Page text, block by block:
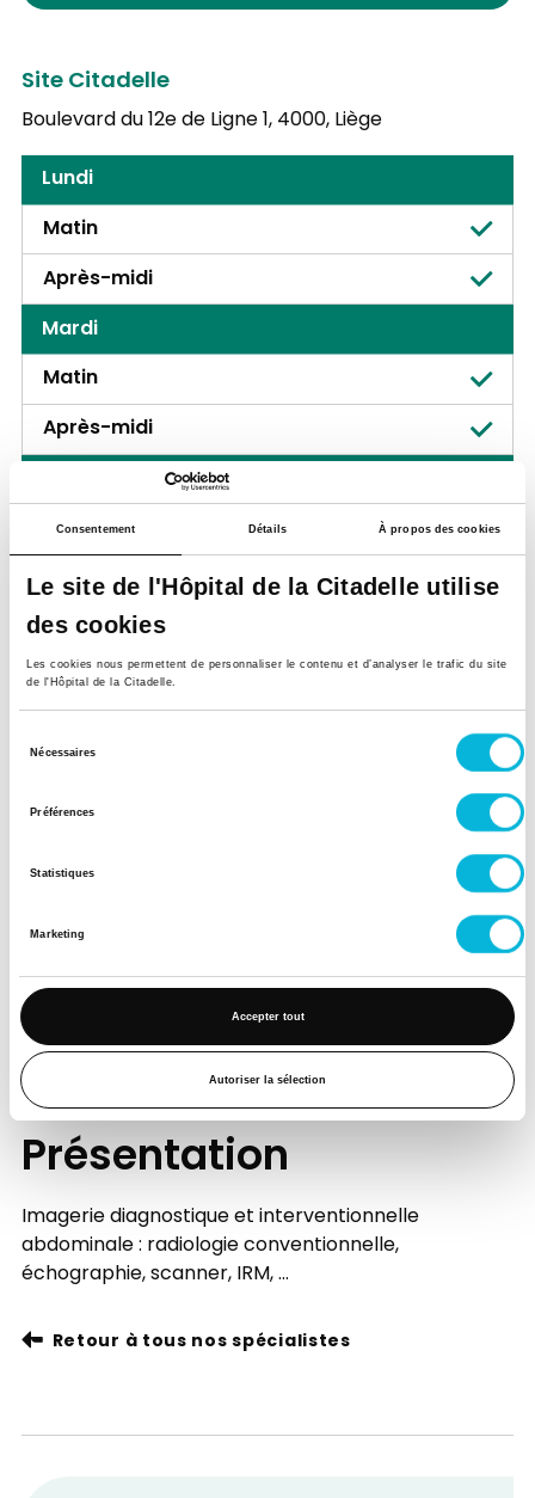
Consentement Détails À propos des cookies
Le site de l'Hôpital de la Citadelle utilise
des cookies
Les cookies nous permettent de personnaliser le contenu et d’analyser le trafic du site
de l'Hôpital de la Citadelle.
Nécessaires
Préférences
Statistiques
Marketing
Accepter tout
Autoriser la sélection
Site Citadelle
Boulevard du 12e de Ligne 1,4000, Liège
Lundi
Matin
Après-midi
Mardi
Matin
Après-midi
Matin
Après-midi
Jeudi
Matin
Après-midi
Samedi
Matin
Présentation
Imagerie diagnostique et interventionnelle
abdominale : radiologie conventionnelle,
échographie, scanner, IRM, ...
Retour à tous nos spécialistes